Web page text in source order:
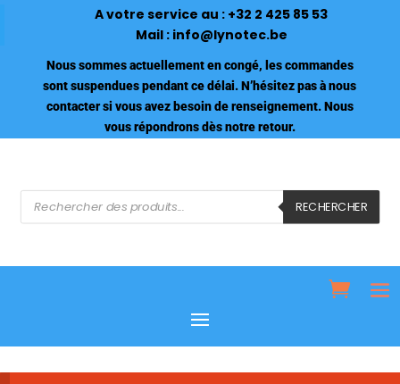
A votre service au : +32 2 425 85 53
Mail : info@lynotec.be
Nous sommes actuellement en congé, les commandes
sont suspendues pendant ce délai. N’hésitez pas à nous
contacter si vous avez besoin de renseignement. Nous
vous répondrons dès notre retour.
Recherche
de
produits
RECHERCHER